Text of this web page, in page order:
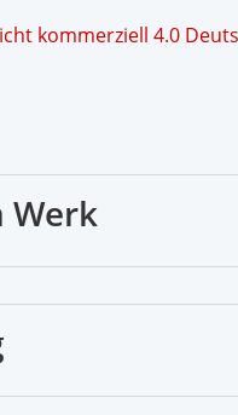
kommerziell 4.0
Werk